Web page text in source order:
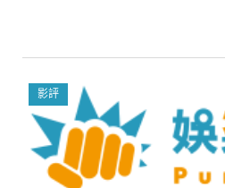
影評